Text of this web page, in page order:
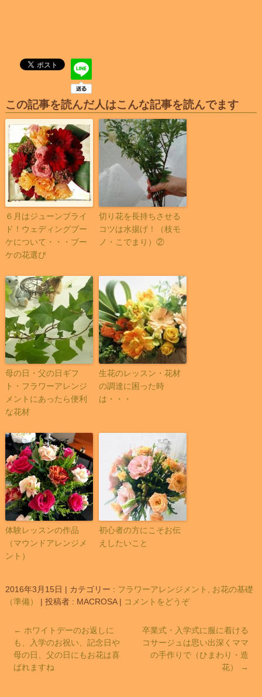
この記事を読んだ人はこんな記事を読んでます
６月はジューンブライ
ド！ウェディングブー
ケについて・・・ブー
ケの花選び
切り花を長持ちさせる
コツは水揚げ！（枝モ
ノ・こでまり）②
母の日・父の日ギフ
ト・フラワーアレンジ
メントにあったら便利
な花材
生花のレッスン・花材
の調達に困った時
は・・・
体験レッスンの作品
（マウンドアレンジメ
ント）
初心者の方にこそお伝
えしたいこと
2016年3月15日 | カテゴリー : フラワーアレンジメント, お花の基礎
（準備）
| 投稿者 : MACROSA | コメントをどうぞ
← ホワイトデーのお返しに
も、入学のお祝い、記念日や
母の日、父の日にもお花は喜
ばれますね
卒業式・入学式に服に着ける
コサージュは思い出深くママ
の手作りで（ひまわり・造
花）
→